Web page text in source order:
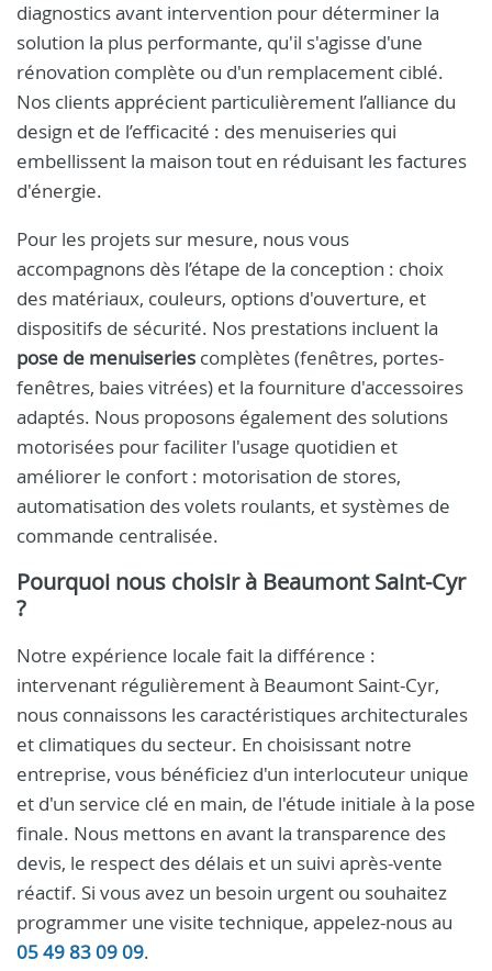
diagnostics avant intervention pour déterminer la
solution la plus performante, qu'il s'agisse d'une
rénovation complète ou d'un remplacement ciblé.
Nos clients apprécient particulièrement l’alliance du
design et de l’efficacité : des menuiseries qui
embellissent la maison tout en réduisant les factures
d'énergie.
Pour les projets sur mesure, nous vous
accompagnons dès l’étape de la conception : choix
des matériaux, couleurs, options d'ouverture, et
dispositifs de sécurité. Nos prestations incluent la
pose de menuiseries complètes (fenêtres, portes-
fenêtres, baies vitrées) et la fourniture d'accessoires
adaptés. Nous proposons également des solutions
motorisées pour faciliter l'usage quotidien et
améliorer le confort : motorisation de stores,
automatisation des volets roulants, et systèmes de
commande centralisée.
Pourquoi nous choisir à Beaumont Saint-Cyr
?
Notre expérience locale fait la différence :
intervenant régulièrement à Beaumont Saint-Cyr,
nous connaissons les caractéristiques architecturales
et climatiques du secteur. En choisissant notre
entreprise, vous bénéficiez d'un interlocuteur unique
et d'un service clé en main, de l'étude initiale à la pose
finale. Nous mettons en avant la transparence des
devis, le respect des délais et un suivi après-vente
réactif. Si vous avez un besoin urgent ou souhaitez
programmer une visite technique, appelez-nous au
05 49 83 09 09.